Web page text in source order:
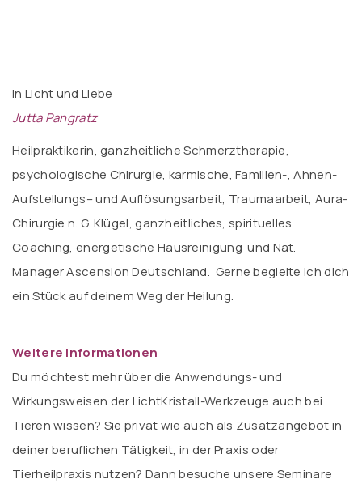
In Licht und Liebe
Jutta Pangratz
Heilpraktikerin, ganzheitliche Schmerztherapie,
psychologische Chirurgie, karmische, Familien-, Ahnen-
Aufstellungs– und Auflösungsarbeit, Traumaarbeit, Aura-
Chirurgie n. G. Klügel, ganzheitliches, spirituelles
Coaching, energetische Hausreinigung und Nat.
Manager Ascension Deutschland. Gerne begleite ich dich
ein Stück auf deinem Weg der Heilung.
Weitere Informationen
Du möchtest mehr über die Anwendungs- und
Wirkungsweisen der LichtKristall-Werkzeuge auch bei
Tieren wissen? Sie privat wie auch als Zusatzangebot in
deiner beruflichen Tätigkeit, in der Praxis oder
Tierheilpraxis nutzen? Dann besuche unsere Seminare